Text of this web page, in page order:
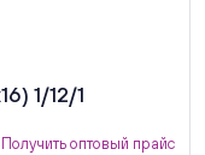
1/12/1
Получить оптовый прайс